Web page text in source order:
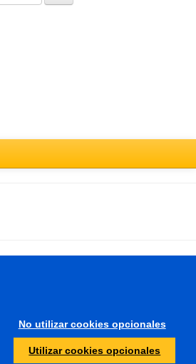
No utilizar cookies opcionales
Utilizar cookies opcionales